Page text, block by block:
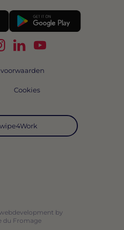
op TikTok
Swipe4Work op
Volg Swipe4Work op
Volg Swipe4Work
Cookies
by
du Fromage